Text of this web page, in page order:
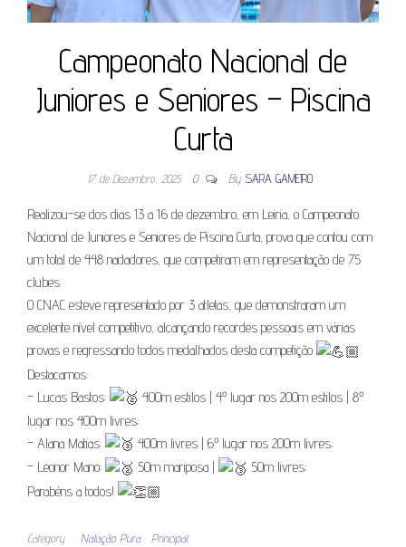
Campeonato Nacional de
Juniores e Seniores – Piscina
Curta
17 de Dezembro, 2025 0 By SARA GAMEIRO
Realizou-se dos dias 13 a 16 de dezembro, em Leiria, o Campeonato
Nacional de Juniores e Seniores de Piscina Curta, prova que contou com
um total de 448 nadadores, que competiram em representação de 75
clubes.
O CNAC esteve representado por 3 atletas, que demonstraram um
excelente nível competitivo, alcançando recordes pessoais em várias
provas e regressando todos medalhados desta competição
Destacamos:
– Lucas Bastos:
400m estilos | 4º lugar nos 200m estilos | 8º
lugar nos 400m livres;
– Alana Matias:
400m livres | 6º lugar nos 200m livres;
– Leonor Mano:
50m mariposa |
50m livres;
Parabéns a todos!
Category Natação Pura Principal